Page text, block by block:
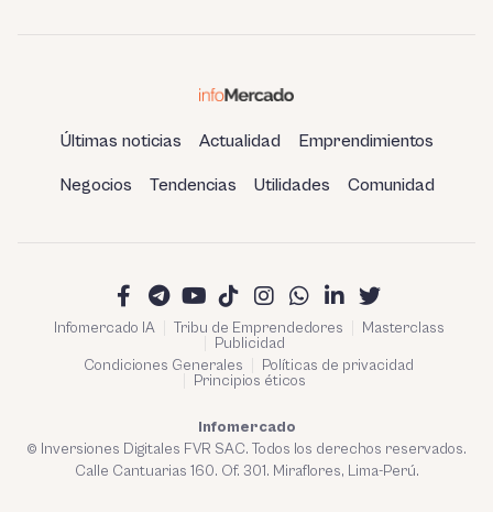
Últimas noticias Actualidad Emprendimientos
Negocios Tendencias Utilidades Comunidad
Infomercado IA Tribu de Emprendedores
Masterclass
Publicidad
Condiciones Generales
Políticas de privacidad
Principios éticos
Infomercado
© Inversiones Digitales FVR SAC. Todos los derechos reservados.
Calle Cantuarias 160. Of. 301. Miraflores, Lima-Perú.